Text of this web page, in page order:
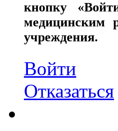
кнопку
медицинским
учреждения.
Войти
Отказаться